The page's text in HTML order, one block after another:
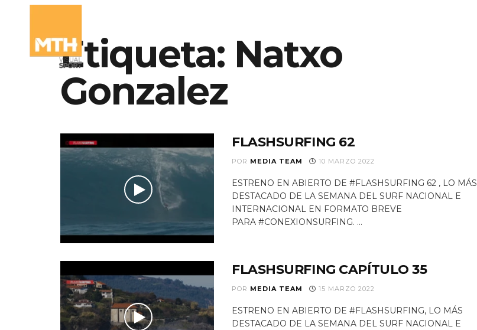
Etiqueta: Natxo
Gonzalez
FLASHSURFING 62
POR MEDIA TEAM 10 MARZO 2022
ESTRENO EN ABIERTO DE #FLASHSURFING 62 , LO MÁS
DESTACADO DE LA SEMANA DEL SURF NACIONAL E
INTERNACIONAL EN FORMATO BREVE
PARA #CONEXIONSURFING. ...
FLASHSURFING CAPÍTULO 35
POR MEDIA TEAM 15 MARZO 2022
ESTRENO EN ABIERTO DE #FLASHSURFING, LO MÁS
DESTACADO DE LA SEMANA DEL SURF NACIONAL E